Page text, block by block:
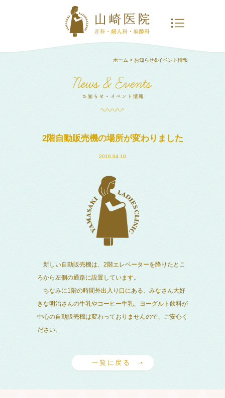
ホーム > お知らせ&イベント情報
2階自動販売機の場所が変わりました
2016.04.10
新しい自動販売機は、2階エレベーターを降りたとこ
ろから左側の通路に設置しています。
ちなみに1階の時間外出入り口にある、みなさん大好
きな明治さんの牛乳やコーヒー牛乳、ヨーグルト飲料が
中心の自動販売機は変わっておりませんので、ご安心く
ださい。
一覧に戻る